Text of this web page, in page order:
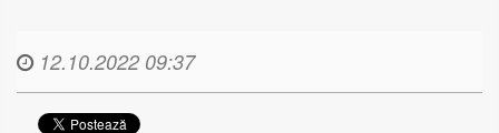
12.10.2022 09:37